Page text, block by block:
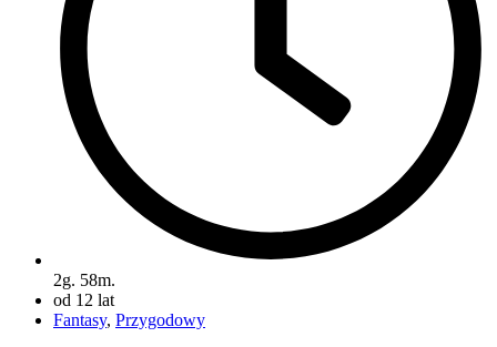
2g. 58m.
od 12 lat
Fantasy, Przygodowy